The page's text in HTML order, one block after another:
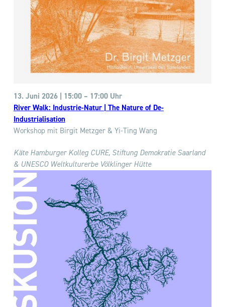
13. Juni 2026 | 15:00 – 17:00 Uhr
River Walk: Industrie-Natur | The Nature of De-
Industrialisation
Workshop mit Birgit Metzger & Yi-Ting Wang
Käte Hamburger Kolleg CURE, Stiftung Demokratie Saarland
& UNESCO Weltkulturerbe Völklinger Hütte